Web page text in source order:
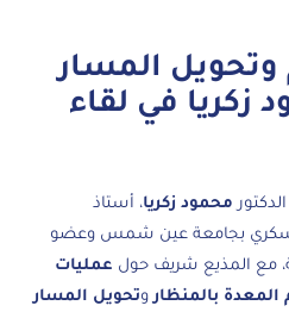
وتحويل المسار
زكريا في لقاء
محمود زكريا، أستاذ
بجامعة عين شمس وعضو
مع المذيع شريف حول عمليات
المعدة بالمنظاروتحويل المسار